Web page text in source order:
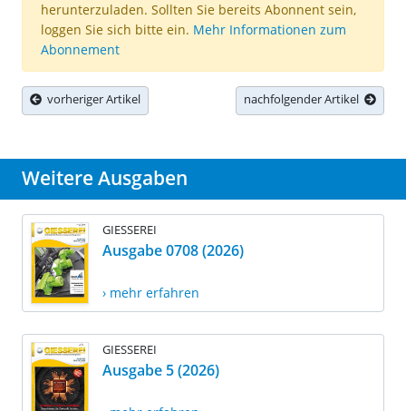
herunterzuladen. Sollten Sie bereits Abonnent sein,
loggen Sie sich bitte ein. Mehr Informationen zum
Abonnement
vorheriger Artikel nachfolgender Artikel
Weitere Ausgaben
GIESSEREI
Ausgabe 0708 (2026)
› mehr erfahren
GIESSEREI
Ausgabe 5 (2026)